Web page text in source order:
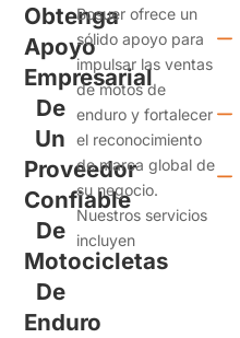
Obtenga
Apoyo
Empresarial
De
Un
Proveedor
Confiable
De
Motocicletas
De
Enduro
Bosuer ofrece un
sólido apoyo para
impulsar las ventas
de motos de
enduro y fortalecer
el reconocimiento
de marca global de
su negocio.
Nuestros servicios
incluyen